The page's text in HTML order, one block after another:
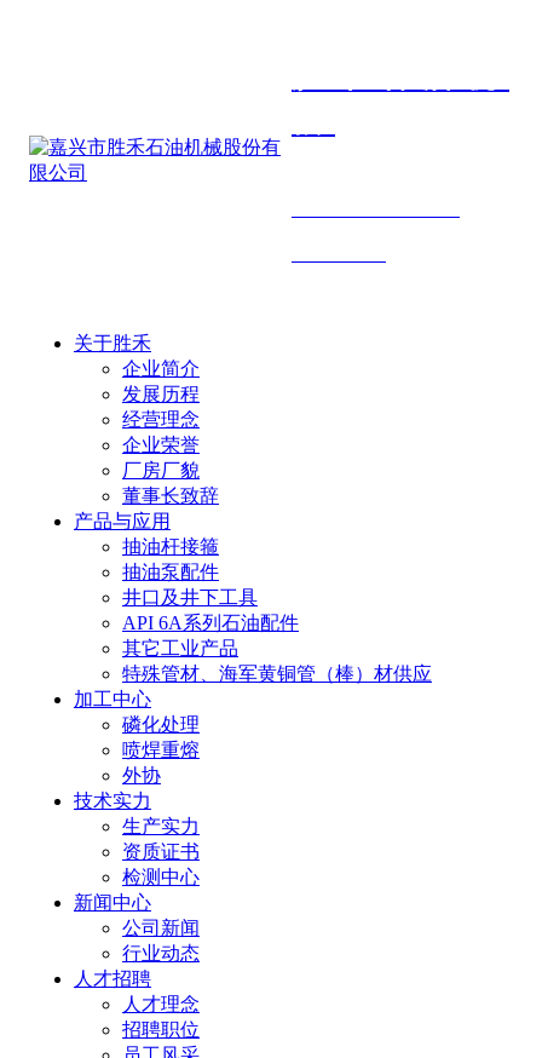
关于胜禾
企业简介
发展历程
经营理念
企业荣誉
厂房厂貌
董事长致辞
产品与应用
抽油杆接箍
抽油泵配件
井口及井下工具
API 6A系列石油配件
其它工业产品
特殊管材、海军黄铜管（棒）材供应
加工中心
磷化处理
喷焊重熔
外协
技术实力
生产实力
资质证书
检测中心
新闻中心
公司新闻
行业动态
人才招聘
人才理念
招聘职位